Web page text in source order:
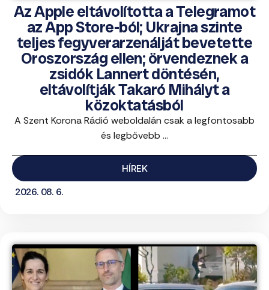
Az Apple eltávolította a Telegramot
az App Store-ból; Ukrajna szinte
teljes fegyverarzenálját bevetette
Oroszország ellen; örvendeznek a
zsidók Lannert döntésén,
eltávolítják Takaró Mihályt a
közoktatásból
A Szent Korona Rádió weboldalán csak a legfontosabb
és legbővebb ...
HÍREK
2026. 08. 6.